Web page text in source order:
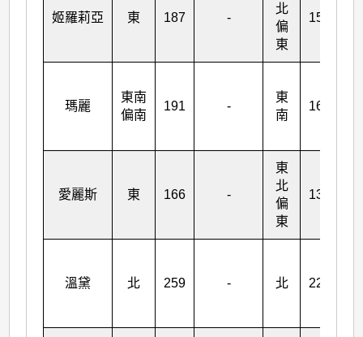
姬羅莉亞 東 187 -
北
偏
東
158
瑪麗
東南
偏南
191 -
東
南
164
愛麗斯 東 166 -
東
北
偏
東
139
溫黛 北 259 - 北 229